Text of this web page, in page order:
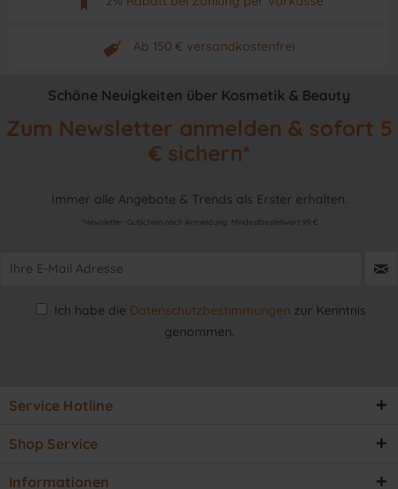
Neuwertiges & aktuelles Produkt
Ab 150 € versandkostenfrei
Originalprodukt vom Hersteller
Schöne Neuigkeiten über Kosmetik & Beauty
Zum Newsletter anmelden & sofort 5
€ sichern*
Immer alle Angebote & Trends als Erster erhalten.
*Newsletter-Gutschein nach Anmeldung. Mindestbestellwert 99 €
Ich habe die Datenschutzbestimmungen zur Kenntnis
genommen.
Service Hotline
Shop Service
Informationen